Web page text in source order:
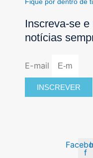
Inscreva-se
notícias
E-mail
INSCREVER
f